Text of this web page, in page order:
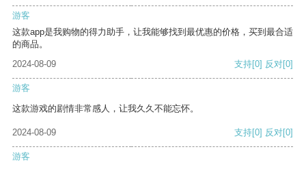
游客
这款app是我购物的得力助手，让我能够找到最优惠的价格，买到最合适
的商品。
2024-08-09
支持[0] 反对[0]
游客
这款游戏的剧情非常感人，让我久久不能忘怀。
2024-08-09 支持[0] 反对[0]
游客